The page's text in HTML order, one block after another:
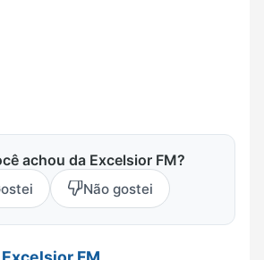
achou da Excelsior FM?
Não gostei